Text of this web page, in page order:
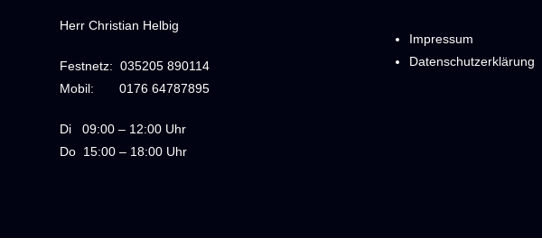
Herr Christian Helbig
Festnetz: 035205 890114
Mobil: 0176 64787895
Di 09:00 – 12:00 Uhr
Do 15:00 – 18:00 Uhr
Impressum
Datenschutzerklärung